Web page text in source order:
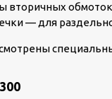
— для